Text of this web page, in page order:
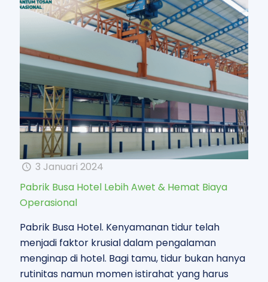
3 Januari 2024
Pabrik Busa Hotel Lebih Awet & Hemat Biaya
Operasional
Pabrik Busa Hotel. Kenyamanan tidur telah
menjadi faktor krusial dalam pengalaman
menginap di hotel. Bagi tamu, tidur bukan hanya
rutinitas namun momen istirahat yang harus